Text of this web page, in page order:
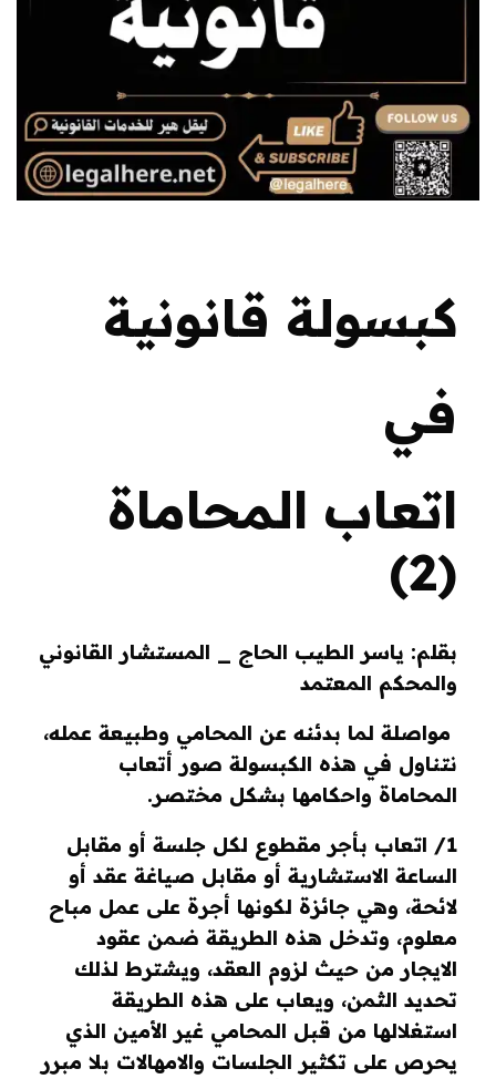
كبسولة قانونية
في
اتعاب المحاماة
(2)
بقلم: ياسر الطيب الحاج _ المستشار القانوني
والمحكم المعتمد
مواصلة لما بدئنه عن المحامي وطبيعة عمله،
نتناول في هذه الكبسولة صور أتعاب
المحاماة واحكامها بشكل مختصر.
1/ اتعاب بأجر مقطوع لكل جلسة أو مقابل
الساعة الاستشارية أو مقابل صياغة عقد أو
لائحة، وهي جائزة لكونها أجرة على عمل مباح
معلوم، وتدخل هذه الطريقة ضمن عقود
الايجار من حيث لزوم العقد، ويشترط لذلك
تحديد الثمن، ويعاب على هذه الطريقة
استغلالها من قبل المحامي غير الأمين الذي
يحرص على تكثير الجلسات والامهالات بلا مبرر